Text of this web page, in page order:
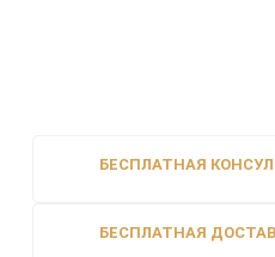
БЕСПЛАТНАЯ
БЕСПЛАТНАЯ